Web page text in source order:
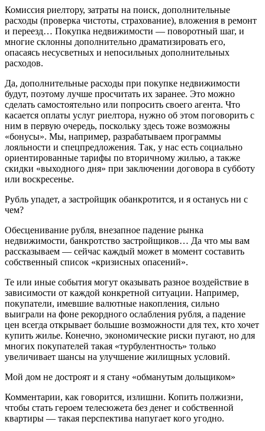
Комиссия риелтору, затраты на поиск, дополнительные
расходы (проверка чистоты, страхование), вложения в ремонт
и переезд… Покупка недвижимости — поворотный шаг, и
многие склонны дополнительно драматизировать его,
опасаясь несусветных и непосильных дополнительных
расходов.
Да, дополнительные расходы при покупке недвижимости
будут, поэтому лучше просчитать их заранее. Это можно
сделать самостоятельно или попросить своего агента. Что
касается оплаты услуг риелтора, нужно об этом поговорить с
ним в первую очередь, поскольку здесь тоже возможны
«бонусы». Мы, например, разрабатываем программы
лояльности и спецпредложения. Так, у нас есть социально
ориентированные тарифы по вторичному жилью, а также
скидки «выходного дня» при заключении договора в субботу
или воскресенье.
Рубль упадет, а застройщик обанкротится, и я останусь ни с
чем?
Обесценивание рубля, внезапное падение рынка
недвижимости, банкротство застройщиков… Да что мы вам
рассказываем — сейчас каждый может в момент составить
собственный список «кризисных опасений».
Те или иные события могут оказывать разное воздействие в
зависимости от каждой конкретной ситуации. Например,
покупатели, имевшие валютные накопления, сильно
выиграли на фоне рекордного ослабления рубля, а падение
цен всегда открывает большие возможности для тех, кто хочет
купить жилье. Конечно, экономические риски пугают, но для
многих покупателей такая «турбулентность» только
увеличивает шансы на улучшение жилищных условий.
Мой дом не достроят и я стану «обманутым дольщиком»
Комментарии, как говорится, излишни. Копить полжизни,
чтобы стать героем телесюжета без денег и собственной
квартиры — такая перспектива напугает кого угодно.